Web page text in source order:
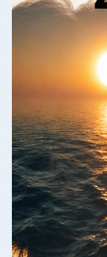
Es nejauši
Oksfordas
es to izpild…
Uzzināt